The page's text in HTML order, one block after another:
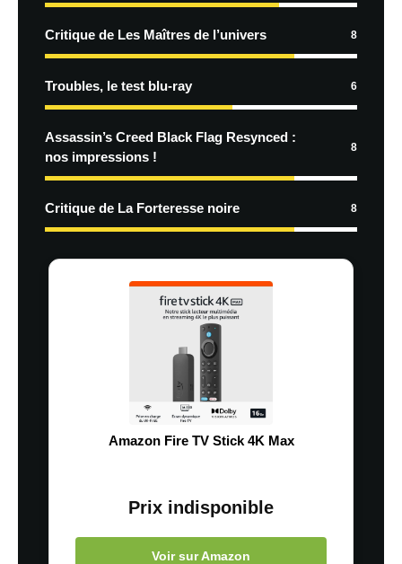
Critique de Les Maîtres de l’univers 8
Troubles, le test blu-ray 6
Assassin’s Creed Black Flag Resynced :
nos impressions !
8
Critique de La Forteresse noire 8
Amazon Fire TV Stick 4K Max
Prix indisponible
Voir sur Amazon